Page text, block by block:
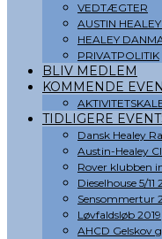
VEDTÆGTER
AUSTIN
HEALEY
PRIVATPOLITIK
BLIV MEDLEM
KOMMENDE
TIDLIGERE
Dansk Healey
Austin-Healey
Rover klubben
Dieselhouse 5/11
Sensommertur
Løvfaldsløb 2019
AHCD Gelskov